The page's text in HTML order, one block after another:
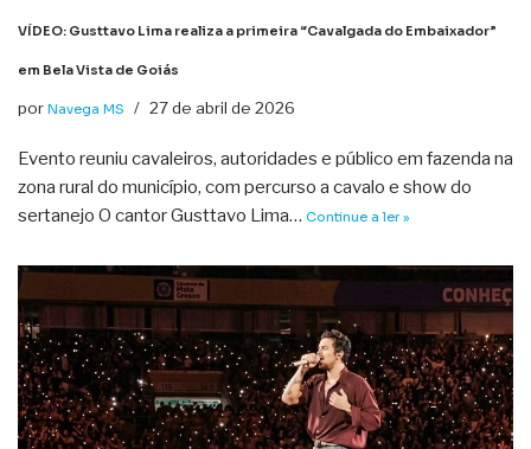
VÍDEO: Gusttavo Lima realiza a primeira “Cavalgada do Embaixador”
em Bela Vista de Goiás
por Navega MS 27 de abril de 2026
Evento reuniu cavaleiros, autoridades e público em fazenda na
zona rural do município, com percurso a cavalo e show do
sertanejo O cantor Gusttavo Lima… Continue a ler »